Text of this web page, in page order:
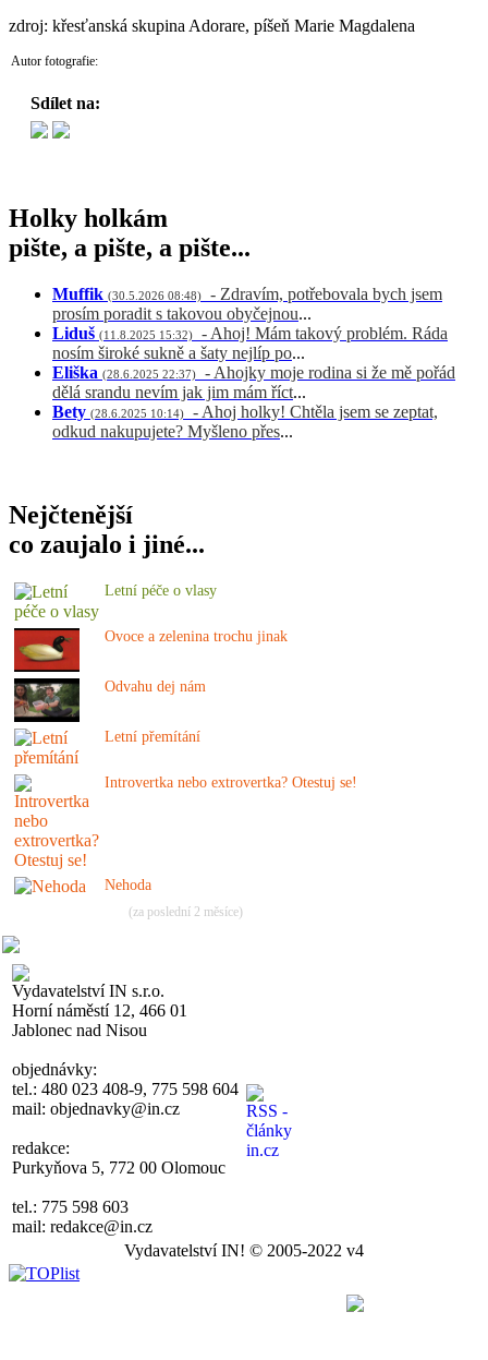
zdroj: křesťanská skupina Adorare, píšeň Marie Magdalena
Autor fotografie:
Sdílet na:
Holky holkám
pište, a pište, a pište...
Muffik (30.5.2026 08:48)
- Zdravím, potřebovala bych jsem
prosím poradit s takovou obyčejnou...
Liduš (11.8.2025 15:32)
- Ahoj! Mám takový problém. Ráda
nosím široké sukně a šaty nejlíp po...
Eliška (28.6.2025 22:37)
- Ahojky moje rodina si že mě pořád
dělá srandu nevím jak jim mám říct...
Bety (28.6.2025 10:14)
- Ahoj holky! Chtěla jsem se zeptat,
odkud nakupujete? Myšleno přes...
Nejčtenější
co zaujalo i jiné...
Letní péče o vlasy
Ovoce a zelenina trochu jinak
Odvahu dej nám
Letní přemítání
Introvertka nebo extrovertka? Otestuj se!
Nehoda
(za poslední 2 měsíce)
Vydavatelství IN s.r.o.
Horní náměstí 12, 466 01
Jablonec nad Nisou
objednávky:
tel.: 480 023 408-9, 775 598 604
mail: objednavky@in.cz
redakce:
Purkyňova 5, 772 00 Olomouc
tel.: 775 598 603
mail: redakce@in.cz
Vydavatelství IN! © 2005-2022 v4